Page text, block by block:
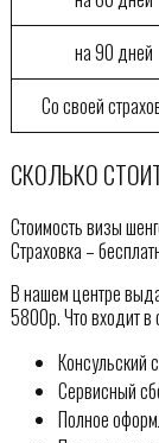
на 90 дней
Со своей
СКОЛЬКО
Стоимость визы
Страховка –
В нашем центре
5800р. Что входит в
Консульский
Сервисный
Полное